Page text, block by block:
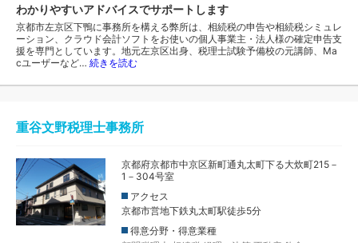
わかりやすいアドバイスでサポートします
京都市左京区下鴨に事務所を構える弊所は、相続税の申告や相続税シミュレ
ーション、クラウド会計ソフトをお使いの個人事業主・法人様の確定申告支
援を専門としています。地元左京区出身、税理士試験予備校の元講師、Ma
cユーザーなど… 続きを読む
重谷文野税理士事務所
京都府京都市中京区新町通丸太町下る大炊町215－
1－304号室
アクセス
京都市営地下鉄丸太町駅徒歩5分
得意分野・得意業種